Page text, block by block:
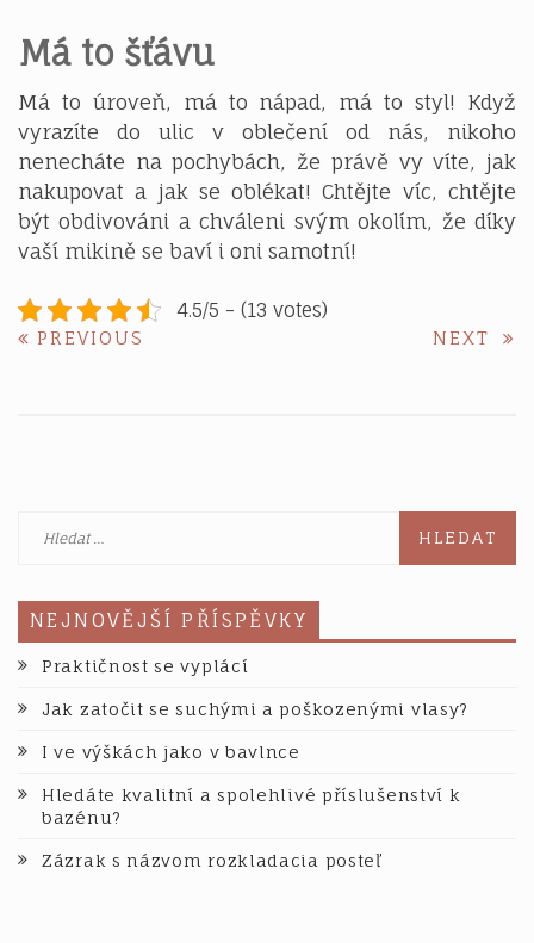
Má to šťávu
Má to úroveň, má to nápad, má to styl! Když
vyrazíte do ulic v oblečení od nás, nikoho
nenecháte na pochybách, že právě vy víte, jak
nakupovat a jak se oblékat! Chtějte víc, chtějte
být obdivováni a chváleni svým okolím, že díky
vaší mikině se baví i oni samotní!
4.5/5 - (13 votes)
Navigace
PREVIOUS NEXT
NEJNOVĚJŠÍ PŘÍSPĚVKY
Praktičnost se vyplácí
Jak zatočit se suchými a poškozenými vlasy?
I ve výškách jako v bavlnce
Hledáte kvalitní a spolehlivé příslušenství k
bazénu?
Zázrak s názvom rozkladacia posteľ